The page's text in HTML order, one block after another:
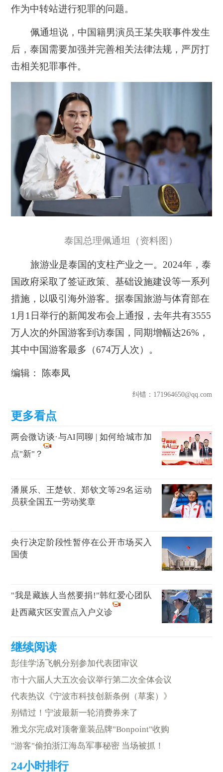
作为中转站进行犯罪的问题。
佩通坦说，中国籍男演员王某失联事件发生
后，泰国需要加强并完善相关法律法规，严厉打
击相关犯罪事件。
泰国总理佩通坦（资料图）
旅游业是泰国的支柱产业之一。2024年，泰
国政府采取了签证政策、基础设施建设等一系列
措施，以吸引海外游客。据泰国旅游与体育部在
1月1日举行的新闻发布会上通报，去年共有3555
万人次的外国游客到访泰国，同期增幅达26%，
其中中国游客最多（674万人次）。
编辑： 陈奉凤
纠错：171964650@qq.com
两会微访谈·与AI同聊 | 如何给城市加
点"新"？
潘展乐、王楚钦、郑钦文等29名运动
员获全国五一劳动奖章
央行决定阶段性暂停在公开市场买入
国债
"我是藏族人当然要捐!"韩红爱心团队
赴西藏灾区安置点入户义诊
彭佳学汤飞帆分别参加代表团审议
市十六届人大五次会议举行第二次全体会议
代表热议《宁波市科技创新条例（草案）》
别错过！宁波最新一轮消费券来了
雅戈尔完成对顶奢童装品牌"Bonpoint"收购
"游客"偷拍浙江海岛军事秘密 当场被抓！